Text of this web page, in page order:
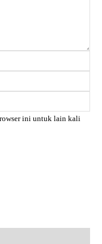
ini untuk lain kali